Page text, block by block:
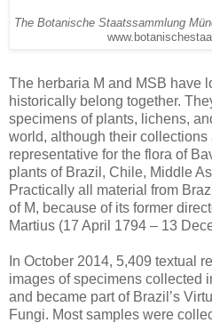
The Botanische Staatssammlung
The herbaria M and MSB have
historically belong together.
specimens of plants, lichens,
world, although their collections
representative for the flora of
plants of Brazil, Chile, Middle
Practically all material from
of M, because of its former
Martius (17 April 1794 – 13
In October 2014, 5,409 textual
images of specimens collected
and became part of Brazil’s
Fungi. Most samples were